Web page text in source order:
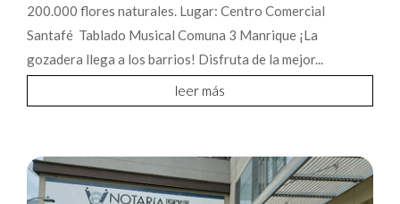
200.000 flores naturales. Lugar: Centro Comercial
Santafé Tablado Musical Comuna 3 Manrique ¡La
gozadera llega a los barrios! Disfruta de la mejor...
leer más